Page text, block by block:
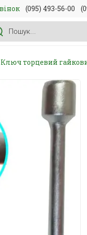
(095) 493-56-00
Ключ торцевий